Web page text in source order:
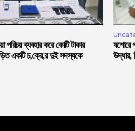
ব্যবহার করে কোটি টাকার
একটি চ,ক্রে,র দুই সদস্যকে
যশোরে
উদ্ধার,